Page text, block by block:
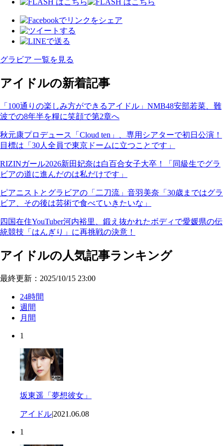
グラビア 一覧を見る
アイドルの新着記事
「100通りの楽しみ方ができるアイドル」NMB48安部若菜、難
波での8年半を糧に笑顔で第2章へ
秋元康プロデュース「Cloud ten」、専用シアターで初日公演！
目標は「30人全員で東京ドームに立つことです」
RIZINガール2026新田妃奈は白百合女子大卒！「同級生でグラ
ビアの道に進んだのは私だけです」
ピアニストとグラビアの「二刀流」音羽美奈「30歳まではグラ
ビア、その後は芸術で食べていきたいな」
四国在住YouTuber河内裕里、鍛え抜かれたボディで愛媛県の伝
統競技「はんぎり」に再挑戦の決意！
アイドルの人気記事ランキング
最終更新：2025/10/15 23:00
24時間
週間
月間
1
坂東遥「夢想彼女」
アイドル|2021.06.08
1